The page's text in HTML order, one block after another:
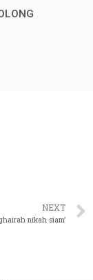
NEXT
nikah siam’